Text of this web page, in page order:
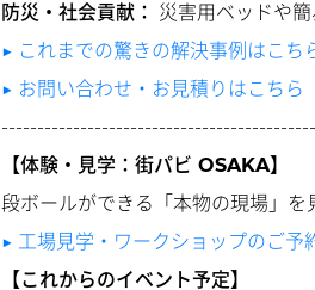
防災・社会貢献： 災害用ベッドや
▶︎ これまでの驚きの解決事例はこち
▶︎ お問い合わせ・お見積りはこちら
【体験・見学：街パビ OSAKA】
段ボールができる「本物の現場」を
▶︎ 工場見学・ワークショップのご予
【これからのイベント予定】